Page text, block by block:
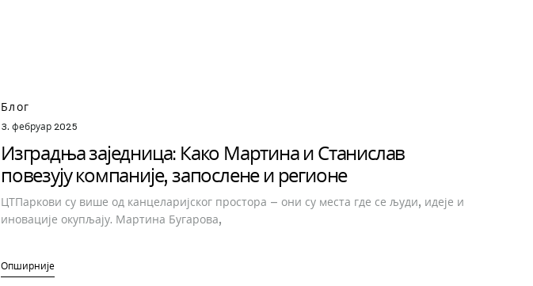
Блог
3. фебруар 2025
Изградња заједница: Како Мартина и Станислав
повезују компаније, запослене и регионе
ЦТПаркови су више од канцеларијског простора – они су места где се људи, идеје и
иновације окупљају. Мартина Бугарова,
Опширније